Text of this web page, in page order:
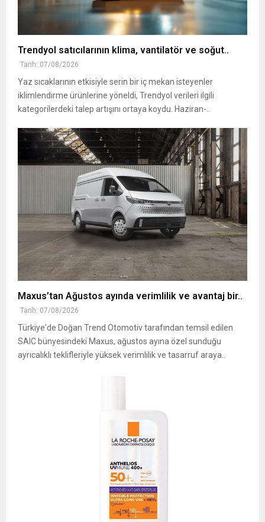
Trendyol satıcılarının klima, vantilatör ‎ve soğut..
Tarih: 07/08/2026
Yaz sıcaklarının etkisiyle serin bir iç mekan isteyenler
iklimlendirme ürünlerine yöneldi, ‎Trendyol verileri ilgili
kategorilerdeki talep artışını ortaya koydu. Haziran-..
Maxus’tan Ağustos ayında verimlilik ve avantaj bir..
Tarih: 07/08/2026
Türkiye'de Doğan Trend Otomotiv tarafından temsil edilen
SAIC bünyesindeki Maxus, ağustos ayına özel sunduğu
ayrıcalıklı teklifleriyle yüksek verimlilik ve tasarruf araya..